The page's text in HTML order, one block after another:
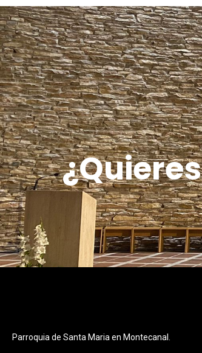
Parroquia de Santa Maria en Montecanal.